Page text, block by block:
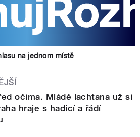
na jednom místě
očima. Mládě lachtana už si
hraje s hadicí a řádí